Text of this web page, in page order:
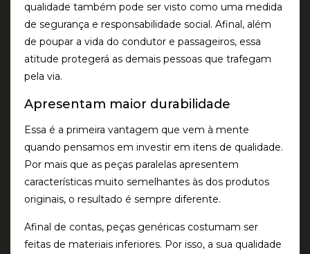
qualidade também pode ser visto como uma medida
de segurança e responsabilidade social. Afinal, além
de poupar a vida do condutor e passageiros, essa
atitude protegerá as demais pessoas que trafegam
pela via.
Apresentam maior durabilidade
Essa é a primeira vantagem que vem à mente
quando pensamos em investir em itens de qualidade.
Por mais que as peças paralelas apresentem
características muito semelhantes às dos produtos
originais, o resultado é sempre diferente.
Afinal de contas, peças genéricas costumam ser
feitas de materiais inferiores. Por isso, a sua qualidade